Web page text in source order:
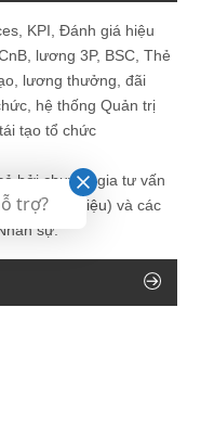
KPI, Đánh giá hiệu
lương 3P, BSC, Thẻ
lương thưởng, đãi
hệ thống Quản trị
tạo tổ chức
bởi chuyên gia tư vấn
(giới thiệu) và các
sự.
trợ?